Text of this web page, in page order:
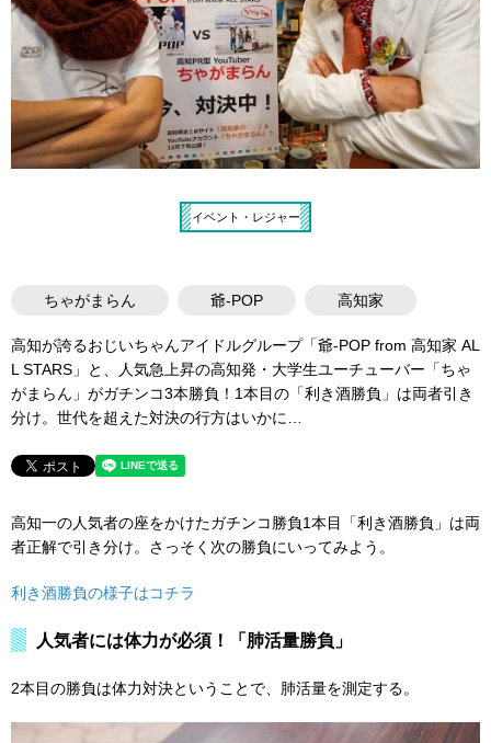
イベント・レジャー
ちゃがまらん 爺-POP 高知家
高知が誇るおじいちゃんアイドルグループ「爺-POP from 高知家 AL
L STARS」と、人気急上昇の高知発・大学生ユーチューバー「ちゃ
がまらん」がガチンコ3本勝負！1本目の「利き酒勝負」は両者引き
分け。世代を超えた対決の行方はいかに…
高知一の人気者の座をかけたガチンコ勝負1本目「利き酒勝負」は両
者正解で引き分け。さっそく次の勝負にいってみよう。
利き酒勝負の様子はコチラ
人気者には体力が必須！「肺活量勝負」
2本目の勝負は体力対決ということで、肺活量を測定する。